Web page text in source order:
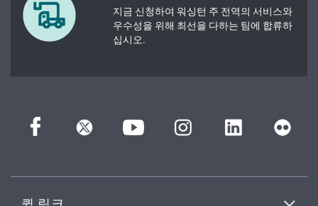
지금 신청하여 워싱턴 주 전역의 서비스와
우수성을 위해 최선을 다하는 팀에 합류하
십시오.